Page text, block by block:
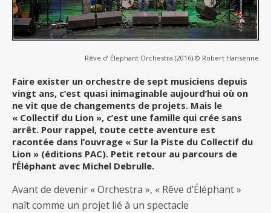
Rêve d’ Élephant Orchestra (2016) © Robert Hansenne
Faire exister un orchestre de sept musiciens depuis
vingt ans, c’est quasi inimaginable aujourd’hui où on
ne vit que de changements de projets. Mais le
« Collectif du Lion », c’est une famille qui crée sans
arrêt. Pour rappel, toute cette aventure est
racontée dans l’ouvrage « Sur la Piste du Collectif du
Lion » (éditions PAC). Petit retour au parcours de
l’Éléphant avec Michel Debrulle.
Avant de devenir « Orchestra », « Rêve d’Éléphant »
naît comme un projet lié à un spectacle